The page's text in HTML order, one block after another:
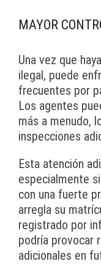
MAYOR
Una vez que
ilegal, puede
frecuentes por
Los agentes
más a menudo,
inspecciones
Esta atención
especialmente
con una fuerte
arregla su
registrado por
podría provocar
adicionales en